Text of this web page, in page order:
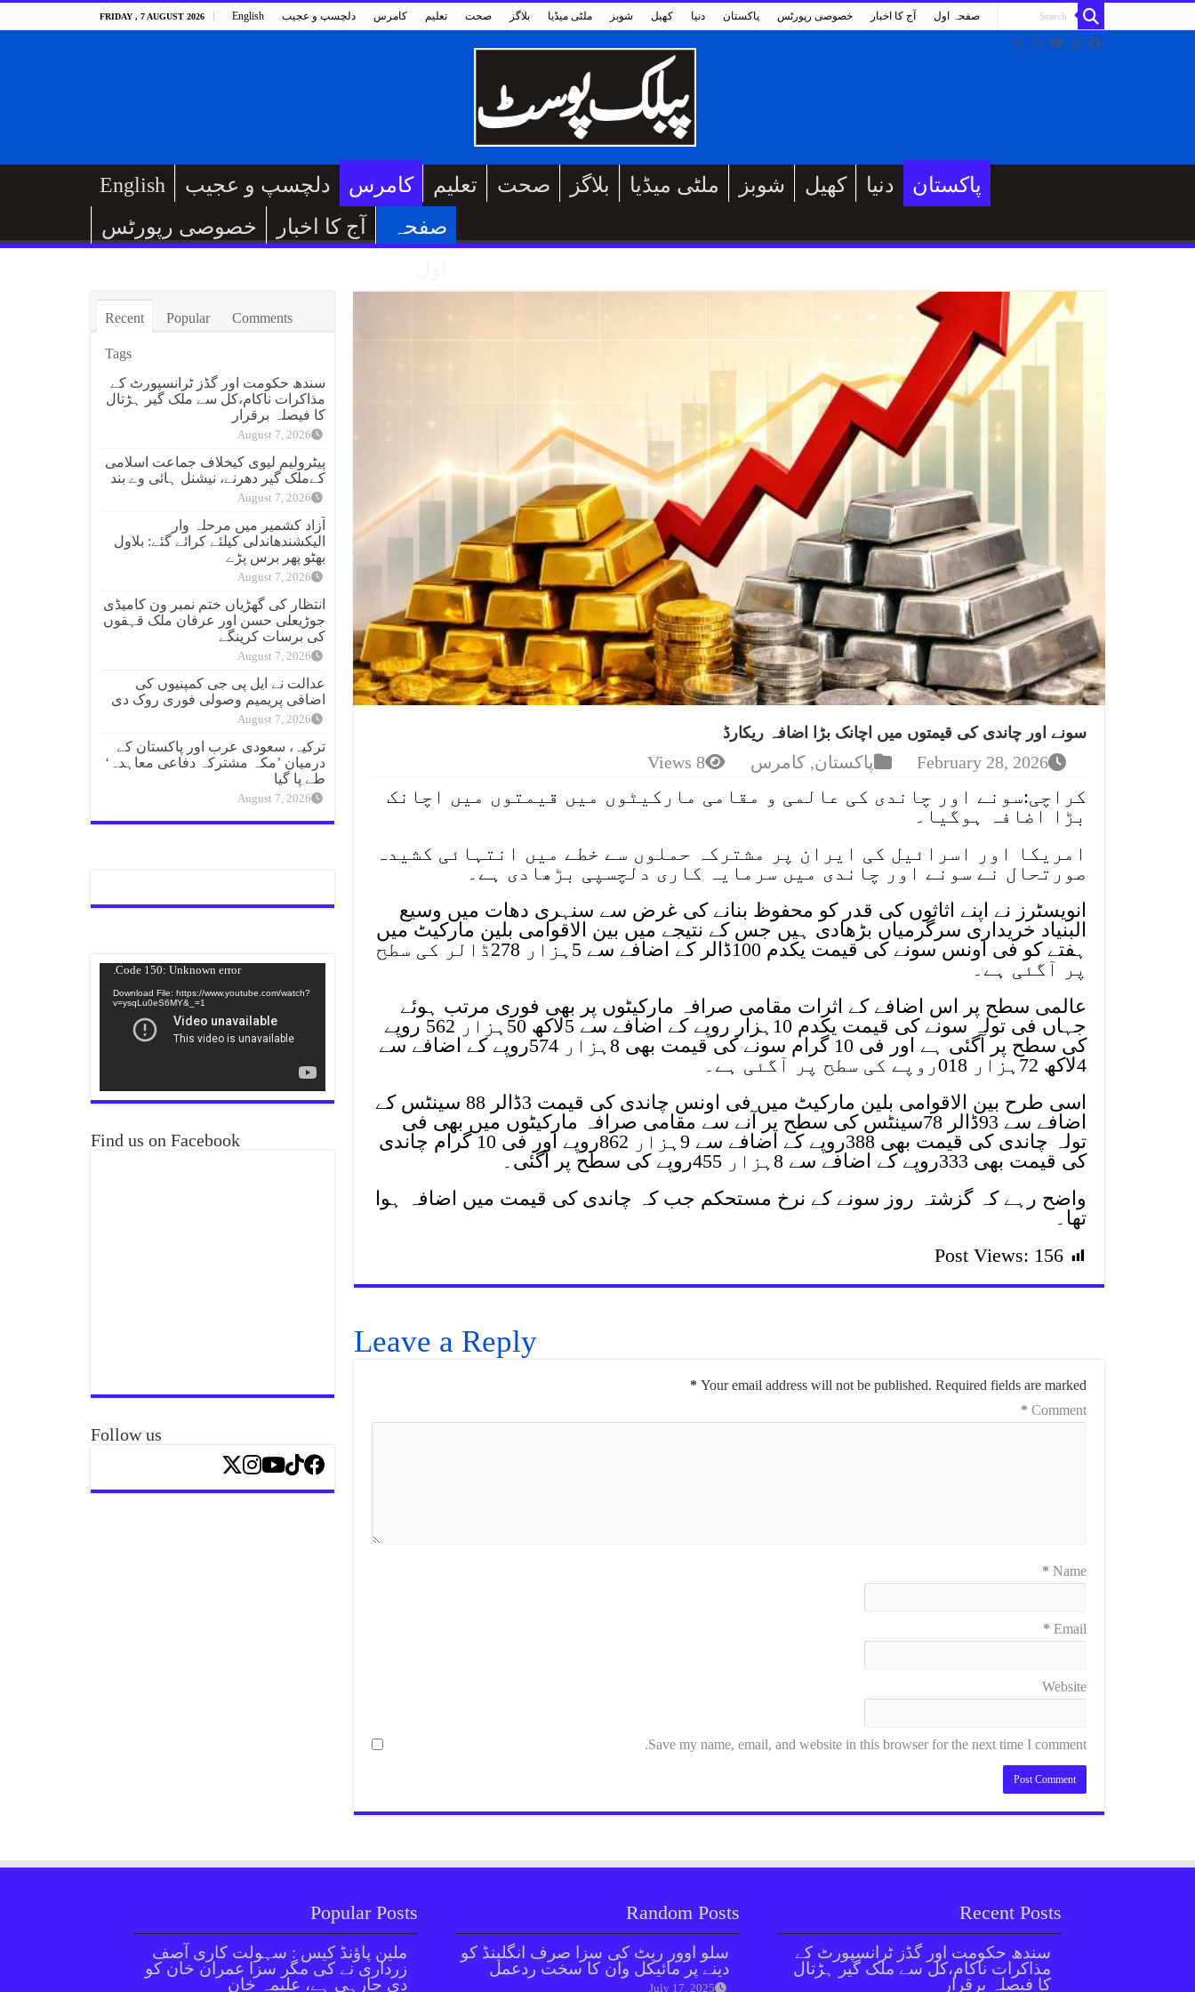
FRIDAY , 7 AUGUST 2026 English دلچسپ و عجیب کامرس تعلیم صحت بلاگز ملٹی میڈیا شوبز کھیل دنیا پاکستان خصوصی رپورٹس آج کا اخبار صفحہ اول
English دلچسپ و عجیب کامرس تعلیم صحت بلاگز ملٹی میڈیا شوبز کھیل دنیا
پاکستان
خصوصی رپورٹس
آج کا اخبار
صفحہ
سونے اور چاندی کی قیمتوں میں اچانک بڑا اضافہ ریکارڈ
February 28, 2026 پاکستان, کامرس 8 Views
کراچی:سونے اور چاندی کی عالمی و مقامی مارکیٹوں میں قیمتوں میں اچانک
بڑا اضافہ ہوگیا۔
امریکا اور اسرائیل کی ایران پر مشترکہ حملوں سے خطے میں انتہائی کشیدہ
صورتحال نے سونے اور چاندی میں سرمایہ کاری دلچسپی بڑھادی ہے۔
انویسٹرز نے اپنے اثاثوں کی قدر کو محفوظ بنانے کی غرض سے سنہری دھات میں وسیع
البنیاد خریداری سرگرمیاں بڑھادی ہیں جس کے نتیجے میں بین الاقوامی بلین مارکیٹ میں
ہفتے کو فی اونس سونے کی قیمت یکدم 100ڈالر کے اضافے سے 5ہزار 278ڈالر کی سطح
پر آگئی ہے۔
عالمی سطح پر اس اضافے کے اثرات مقامی صرافہ مارکیٹوں پر بھی فوری مرتب ہوئے
جہاں فی تولہ سونے کی قیمت یکدم 10ہزار روپے کے اضافے سے 5لاکھ 50ہزار 562 روپے
کی سطح پر آگئی ہے اور فی 10 گرام سونے کی قیمت بھی 8ہزار 574روپے کے اضافے سے
4لاکھ 72ہزار 018روپے کی سطح پر آگئی ہے۔
اسی طرح بین الاقوامی بلین مارکیٹ میں فی اونس چاندی کی قیمت 3ڈالر 88 سینٹس کے
اضافے سے 93ڈالر 78سینٹس کی سطح پر آنے سے مقامی صرافہ مارکیٹوں میں بھی فی
تولہ چاندی کی قیمت بھی 388روپے کے اضافے سے 9ہزار 862روپے اور فی 10 گرام چاندی
کی قیمت بھی 333روپے کے اضافے سے 8ہزار 455روپے کی سطح پر آگئی۔
واضح رہے کہ گزشتہ روز سونے کے نرخ مستحکم جب کہ چاندی کی قیمت میں اضافہ ہوا
تھا۔
Post Views: 156
Leave a Reply
Your email address will not be published. Required fields are marked
*
Comment
*
Name
*
Email
*
Website
Save my name, email, and website in this browser for the next time I comment.
Recent Popular Comments
Tags
سندھ حکومت اور گڈز ٹرانسپورٹ کے
مذاکرات ناکام،کل سے ملک گیر ہڑتال
کا فیصلہ برقرار
August 7, 2026
پیٹرولیم لیوی کیخلاف جماعت اسلامی
کےملک گیر دھرنے، نیشنل ہائی وے بند
August 7, 2026
آزاد کشمیر میں مرحلہ وار
الیکشندھاندلی کیلئے کرائے گئے: بلاول
بھٹو پھر برس پڑے
August 7, 2026
انتظار کی گھڑیاں ختم نمبر ون کامیڈی
جوڑیعلی حسن اور عرفان ملک قہقوں
کی برسات کرینگے
August 7, 2026
عدالت نے ایل پی جی کمپنیوں کی
اضافی پریمیم وصولی فوری روک دی
August 7, 2026
ترکیہ، سعودی عرب اور پاکستان کے
درمیان ’مکہ مشترکہ دفاعی معاہدہ‘
طے پا گیا
August 7, 2026
Code 150: Unknown error.
Download File: https://www.youtube.com/watch?
v=ysqLu0eS6MY&_=1
Find us on Facebook
Follow us
Popular Posts
ملین پاؤنڈ کیس : سہولت کاری آصف
زرداری نے کی مگر سزا عمران خان کو
دی جارہی ہے، علیمہ خان
Random Posts
سلو اوور ریٹ کی سزا صرف انگلینڈ کو
دینے پر مائیکل وان کا سخت ردعمل
July 17, 2025
Recent Posts
سندھ حکومت اور گڈز ٹرانسپورٹ کے
مذاکرات ناکام،کل سے ملک گیر ہڑتال
کا فیصلہ برقرار